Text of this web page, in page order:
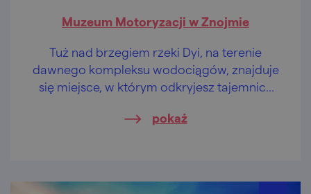
Muzeum Motoryzacji w Znojmie
Tuż nad brzegiem rzeki Dyi, na terenie
dawnego kompleksu wodociągów, znajduje
się miejsce, w którym odkryjesz tajemnice
pokaż